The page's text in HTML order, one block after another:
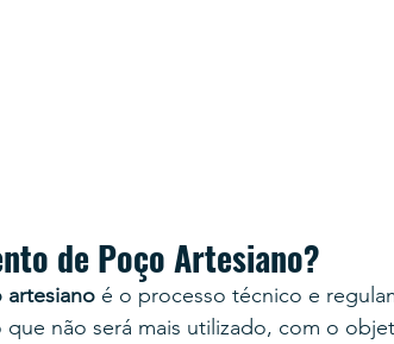
de Poço Artesiano?
é o processo técnico e
não será mais utilizado, com o